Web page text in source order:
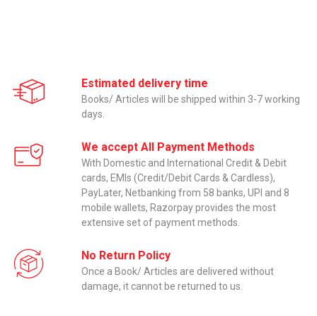
Estimated delivery time
Books/ Articles will be shipped within 3-7 working
days.
We accept All Payment Methods
With Domestic and International Credit & Debit
cards, EMIs (Credit/Debit Cards & Cardless),
PayLater, Netbanking from 58 banks, UPI and 8
mobile wallets, Razorpay provides the most
extensive set of payment methods.
No Return Policy
Once a Book/ Articles are delivered without
damage, it cannot be returned to us.